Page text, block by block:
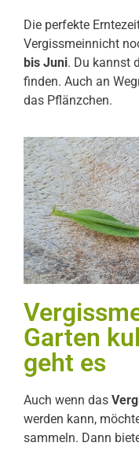
Die perfekte
Vergissmeinnicht
bis Juni. Du kannst
finden. Auch an
das Pflänzchen.
Garten
geht es
Auch wenn das
werden kann,
sammeln. Dann